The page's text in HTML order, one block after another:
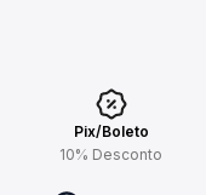
Pix/Boleto
10% Desconto